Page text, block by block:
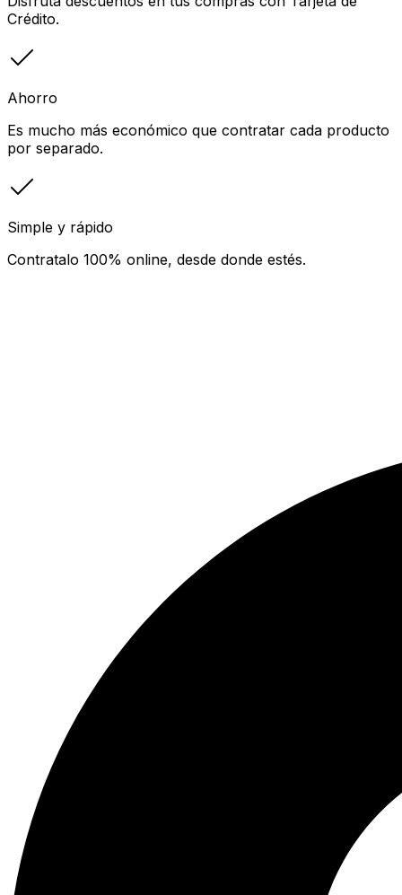
Crédito.
Ahorro
Es mucho más económico que contratar cada producto
por separado.
Simple y rápido
Contratalo 100% online, desde donde estés.